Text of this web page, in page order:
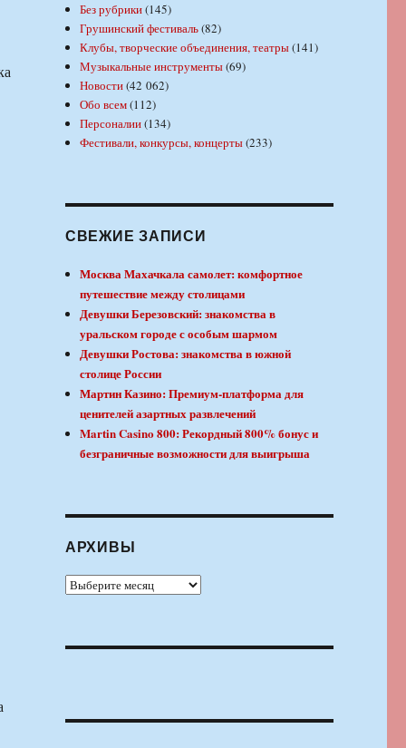
Без рубрики(145)
Грушинский фестиваль(82)
Клубы, творческие объединения, театры(141)
Музыкальные инструменты(69)
Новости(42 062)
Обо всем(112)
Персоналии(134)
Фестивали, конкурсы, концерты(233)
СВЕЖИЕ ЗАПИСИ
Москва Махачкала самолет: комфортное
путешествие между столицами
Девушки Березовский: знакомства в
уральском городе с особым шармом
Девушки Ростова: знакомства в южной
столице России
Мартин Казино: Премиум-платформа для
ценителей азартных развлечений
Martin Casino 800: Рекордный 800% бонус и
безграничные возможности для выигрыша
АРХИВЫ
Архивы